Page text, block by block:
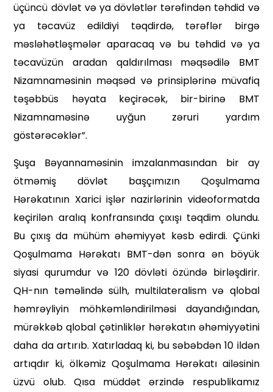
üçüncü dövlət və ya dövlətlər tərəfindən təhdid və
ya təcavüz edildiyi təqdirdə, tərəflər birgə
məsləhətləşmələr aparacaq və bu təhdid və ya
təcavüzün aradan qaldırılması məqsədilə BMT
Nizamnaməsinin məqsəd və prinsiplərinə müvafiq
təşəbbüs həyata keçirəcək, bir-birinə BMT
Nizamnaməsinə uyğun zəruri yardım
göstərəcəklər”.
Şuşa Bəyannaməsinin imzalanmasından bir ay
ötməmiş dövlət başçımızın Qoşulmama
Hərəkatının Xarici işlər nazirlərinin videoformatda
keçirilən aralıq konfransında çıxışı təqdim olundu.
Bu çıxış da mühüm əhəmiyyət kəsb edirdi. Çünki
Qoşulmama Hərəkatı BMT-dən sonra ən böyük
siyasi qurumdur və 120 dövləti özündə birləşdirir.
QH-nın təməlində sülh, multilateralism və qlobal
həmrəyliyin möhkəmləndirilməsi dayandığın­dan,
mürəkkəb qlobal çətinliklər hərəkatın əhəmiyyətini
daha da artırıb. Xatırladaq ki, bu səbəbdən 10 ildən
artıqdır ki, ölkəmiz Qo­şulmama Hərəkatı ailəsinin
üzvü olub. Qısa müddət ərzində respub­likamız